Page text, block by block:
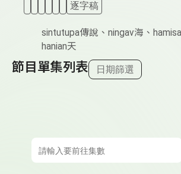
逐字稿
sintutupa傳說、ningav海、
hanian天
節目單集列表 日期篩選